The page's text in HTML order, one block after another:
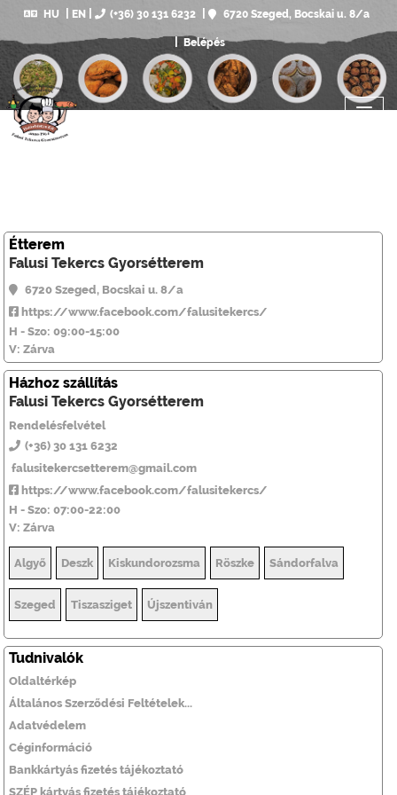
HU EN (+36) 30 131 6232 6720 Szeged, Bocskai u. 8/a
Belépés
Étterem
Falusi Tekercs Gyorsétterem
6720 Szeged, Bocskai u. 8/a
https://www.facebook.com/falusitekercs/
H - Szo: 09:00-15:00
V: Zárva
Házhoz szállítás
Falusi Tekercs Gyorsétterem
Rendelésfelvétel
(+36) 30 131 6232
falusitekercsetterem@gmail.com
https://www.facebook.com/falusitekercs/
H - Szo: 07:00-22:00
V: Zárva
Algyő Deszk Kiskundorozsma Röszke Sándorfalva
Szeged Tiszasziget Újszentiván
Tudnivalók
Oldaltérkép
Általános Szerződési Feltételek...
Adatvédelem
Céginformáció
Bankkártyás fizetés tájékoztató
SZÉP kártyás fizetés tájékoztató